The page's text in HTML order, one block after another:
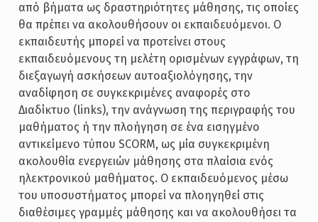
από βήματα ως δραστηριότητες μάθησης, τις οποίες
θα πρέπει να ακολουθήσουν οι εκπαιδευόμενοι. Ο
εκπαιδευτής μπορεί να προτείνει στους
εκπαιδευόμενους τη μελέτη ορισμένων εγγράφων, τη
διεξαγωγή ασκήσεων αυτοαξιολόγησης, την
αναδίφηση σε συγκεκριμένες αναφορές στο
Διαδίκτυο (links), την ανάγνωση της περιγραφής του
μαθήματος ή την πλοήγηση σε ένα εισηγμένο
αντικείμενο τύπου SCORM, ως μία συγκεκριμένη
ακολουθία ενεργειών μάθησης στα πλαίσια ενός
ηλεκτρονικού μαθήματος. Ο εκπαιδευόμενος μέσω
του υποσυστήματος μπορεί να πλοηγηθεί στις
διαθέσιμες γραμμές μάθησης και να ακολουθήσει τα